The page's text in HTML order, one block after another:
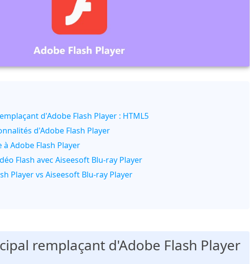
d'Adobe Flash Player : HTML5
d'Adobe Flash Player
Adobe Flash Player
Flash avec Aiseesoft Blu-ray Player
Player vs Aiseesoft Blu-ray Player
remplaçant d'Adobe Flash Player